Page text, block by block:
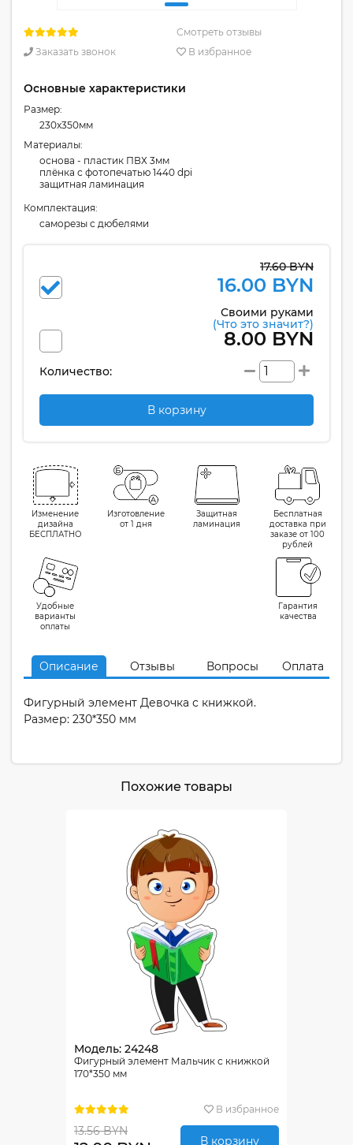
Смотреть отзывы
Заказать звонок
В избранное
Основные характеристики
Размер:
230x350мм
Материалы:
основа - пластик ПВХ 3мм
плёнка с фотопечатью 1440 dpi
защитная ламинация
Комплектация:
cаморезы с дюбелями
17.60 BYN
16.00 BYN
Своими руками
(Что это значит?)
8.00 BYN
Количество:
В корзину
Изменение
дизайна
БЕСПЛАТНО
Изготовление
от 1 дня
Защитная
ламинация
Бесплатная
доставка при
заказе от 100
рублей
Удобные
варианты
оплаты
Гарантия
качества
Описание Отзывы Вопросы Оплата
Фигурный элемент Девочка с книжкой.
Размер: 230*350 мм
Похожие товары
Модель: 24248
Фигурный элемент Мальчик с книжкой
170*350 мм
В избранное
13.56 BYN
В корзину